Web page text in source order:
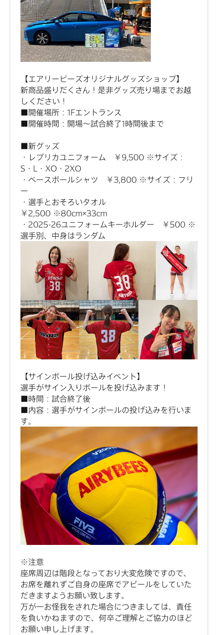
【エアリービーズオリジナルグッズショップ】
新商品盛りだくさん！是非グッズ売り場までお越
しください！
■開催場所：1Fエントランス
■開催時間：開場～試合終了1時間後まで
■新グッズ
・レプリカユニフォーム ￥9,500 ※サイズ：
S・L・XO・2XO
・ベースボールシャツ ￥3,800 ※サイズ：フリ
ー
・選手とおそろいタオル
￥2,500 ※80cm×33cm
・2025-26ユニフォームキーホルダー ￥500 ※
選手別、中身はランダム
【サインボール投げ込みイベント】
選手がサイン入りボールを投げ込みます！
■時間：試合終了後
■内容：選手がサインボールの投げ込みを行いま
す。
※注意
座席周辺は階段となっており大変危険ですので、
お席を離れずご自身の座席でアピールをしていた
だきますようお願い致します。
万が一お怪我をされた場合につきましては、責任
を負いかねますので、何卒ご理解とご協力のほど
お願い申し上げます。